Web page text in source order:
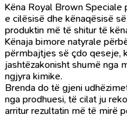
Këna Royal Brown Speciale
e cilësisë dhe kënaqësisë
produktin më të shitur të
Kënaja bimore natyrale
përmbajtjes së çdo qeseje,
jashtëzakonisht shumë nga
ngjyra kimike.
Brenda do të gjeni
nga prodhuesi, të cilat ju
arritur rezultatin më të mirë